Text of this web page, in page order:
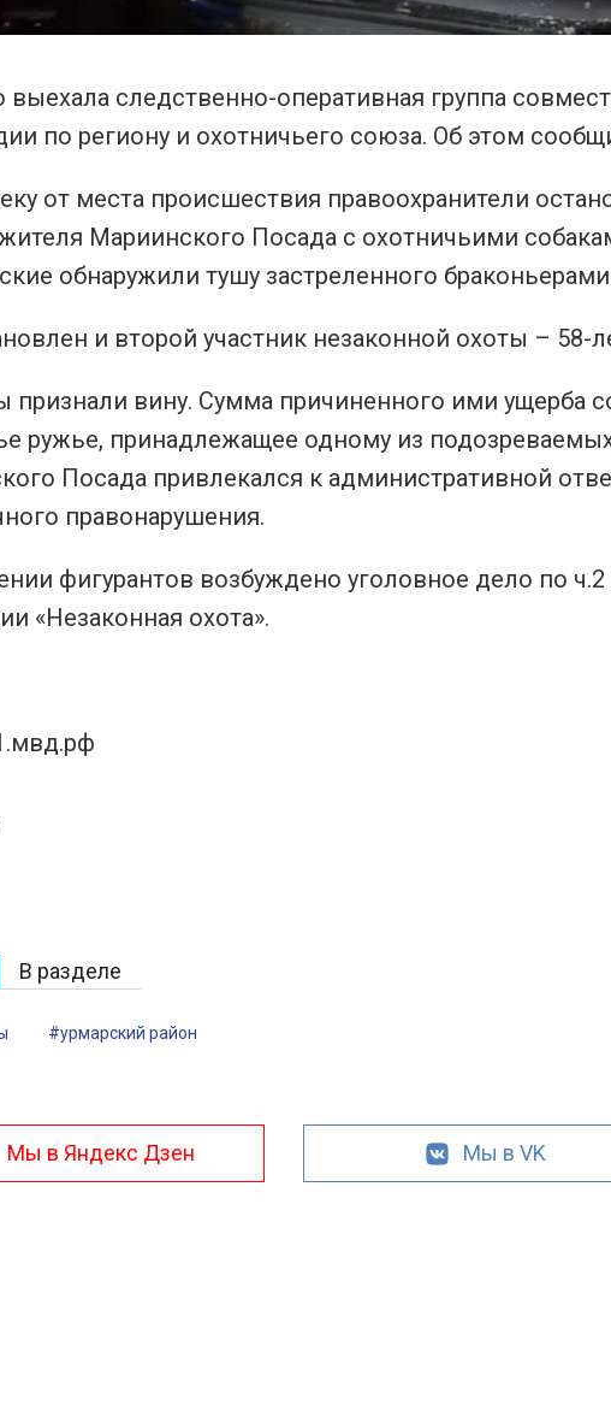
выехала следственно-оперативная группа
по региону и охотничьего союза. Об этом
от места происшествия правоохранители
Мариинского Посада с охотничьими
обнаружили тушу застреленного
и второй участник незаконной охоты – 58-
вину. Сумма причиненного ими ущерба
ружье, принадлежащее одному из
Посада привлекался к административной
правонарушения.
фигурантов возбуждено уголовное дело по
«Незаконная охота».
В разделе
#урмарский район
Мы в Яндекс Дзен Мы в VK